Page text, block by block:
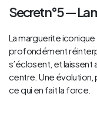
Secret n°5 — La
La marguerite
profondément
s’éclosent, et laissent
centre. Une évolution,
ce qui en fait la force.